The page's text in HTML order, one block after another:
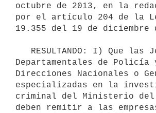
octubre de 2013, en la
por el artículo 204 de la
19.355 del 19 de diciembre
Departamentales de Policía
Direcciones Nacionales o
especializadas en la
criminal del Ministerio
deben remitir a las